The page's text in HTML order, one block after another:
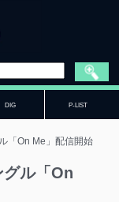
DIG P-LIST
「On Me」配信開始
ル「On